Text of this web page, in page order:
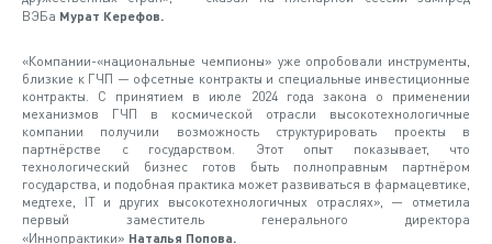
ВЭБа Мурат Керефов.
«Компании-«национальные чемпионы» уже опробовали инструменты,
близкие к ГЧП — офсетные контракты и специальные инвестиционные
контракты. С принятием в июле 2024 года закона о применении
механизмов ГЧП в космической отрасли высокотехнологичные
компании получили возможность структурировать проекты в
партнёрстве с государством. Этот опыт показывает, что
технологический бизнес готов быть полноправным партнёром
государства, и подобная практика может развиваться в фармацевтике,
медтехе, IT и других высокотехнологичных отраслях», — отметила
первый заместитель генерального директора
«Иннопрактики» Наталья Попова.